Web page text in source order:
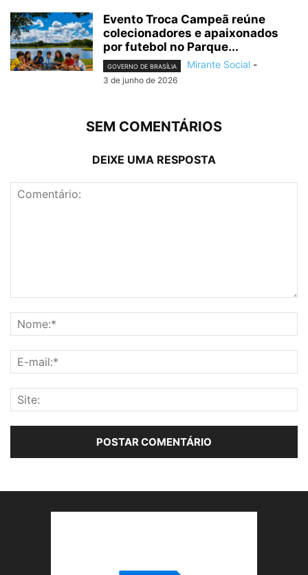
Evento Troca Campeã reúne
colecionadores e apaixonados
por futebol no Parque...
GOVERNO DE BRASÍLIA Mirante Social -
3 de junho de 2026
SEM COMENTÁRIOS
DEIXE UMA RESPOSTA